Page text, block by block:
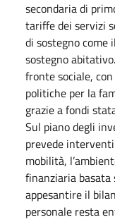
secondaria di
tariffe dei servizi
di sostegno come
sostegno
fronte sociale,
politiche per la
grazie a fondi
Sul piano degli
prevede
mobilità,
finanziaria
appesantire il
personale resta